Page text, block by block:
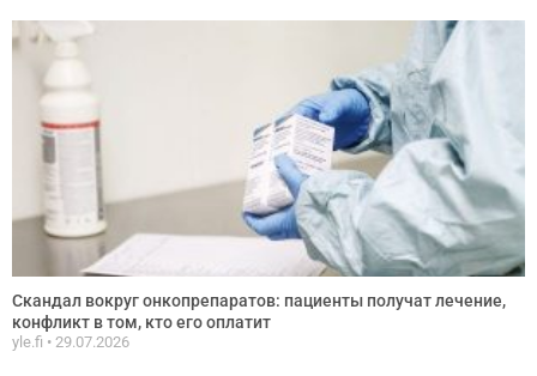
Скандал вокруг онкопрепаратов: пациенты получат лечение,
конфликт в том, кто его оплатит
yle.fi 29.07.2026